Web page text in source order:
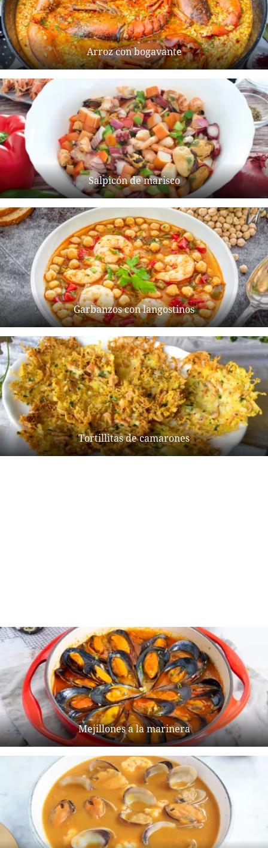
Arroz con bogavante
Salpicón de marisco
Garbanzos con langostinos
Tortillitas de camarones
Mejillones a la marinera